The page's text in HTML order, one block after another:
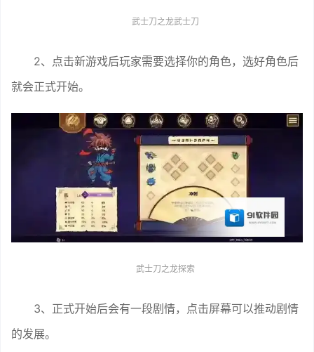
武士刀之龙武士刀
2、点击新游戏后玩家需要选择你的角色，选好角色后
就会正式开始。
武士刀之龙探索
3、正式开始后会有一段剧情，点击屏幕可以推动剧情
的发展。